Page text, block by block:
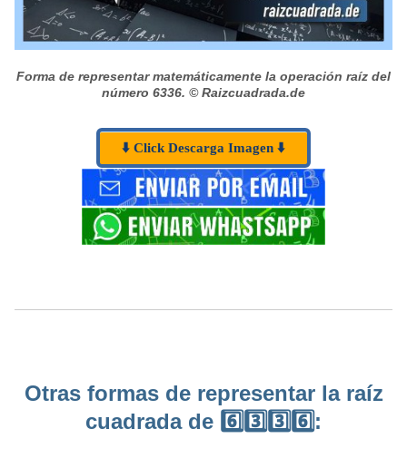
Forma de representar matemáticamente la operación raíz del
número 6336. © Raizcuadrada.de
⬇️ Click Descarga Imagen ⬇️
Otras formas de representar la raíz
cuadrada de 6️⃣3️⃣3️⃣6️⃣: